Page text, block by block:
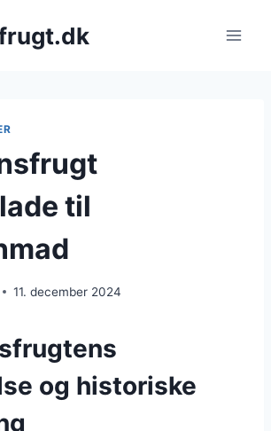
til
11. december 2024
og historiske